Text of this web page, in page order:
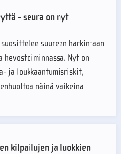
- seura on nyt
suureen harkintaan
hevostoiminnassa. Nyt on
ja loukkaantumisriskit,
näinä vaikeina
kilpailujen ja luokkien